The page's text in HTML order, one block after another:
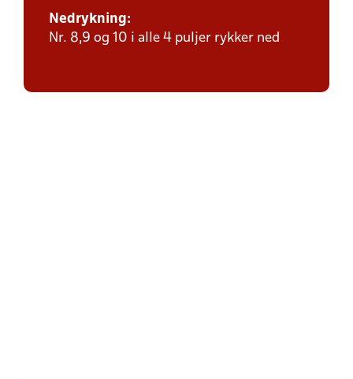
Nedrykning:
Nr. 8,9 og 10 i alle 4 puljer rykker ned